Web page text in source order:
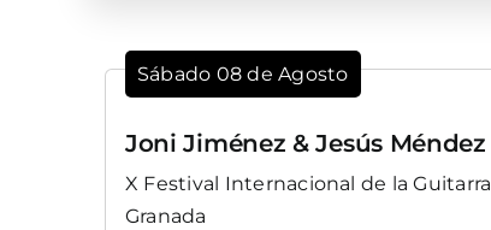
Sábado 08 de Agosto
Joni Jiménez & Jesús Méndez
X Festival Internacional de la Guitarra
Granada